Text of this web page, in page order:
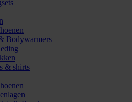
Bodywarmers
& shirts